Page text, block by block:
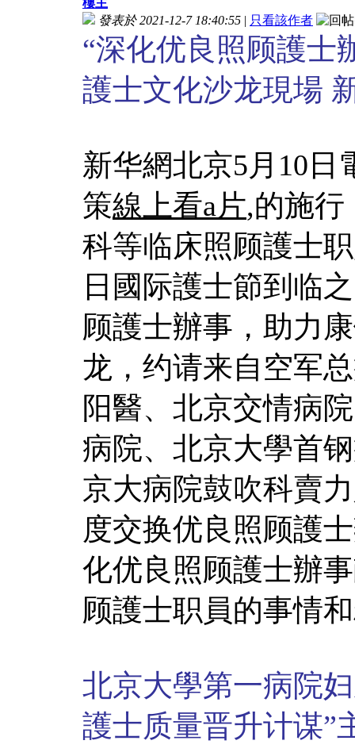
發表於 2021-12-7 18:40:55 | 只看該作者
“深化优良照顾護士
護士文化沙龙現場
新华網北京5月10日
策線上看a片,的施行
科等临床照顾護士
日國际護士節到临
顾護士辦事，助力
龙，约请来自空军
阳醫、北京交情病
病院、北京大學首
京大病院鼓吹科賣
度交换优良照顾護
化优良照顾護士辦
顾護士职員的事情
北京大學第一病院
護士质量晋升计谋”